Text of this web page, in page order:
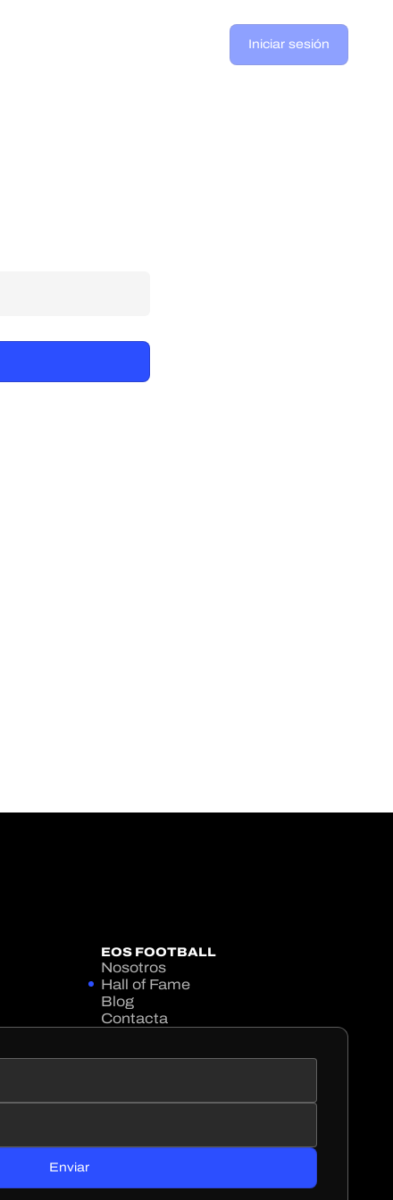
Iniciar sesión
EOS FOOTBALL
Nosotros
Hall of Fame
Blog
Contacta